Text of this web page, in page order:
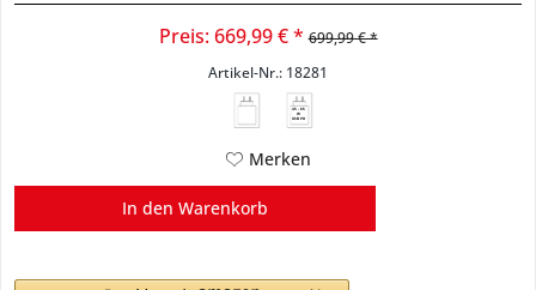
Preis: 669,99 € * 699,99 € *
Artikel-Nr.: 18281
45 - 65
W
USB PD
Merken
In den Warenkorb